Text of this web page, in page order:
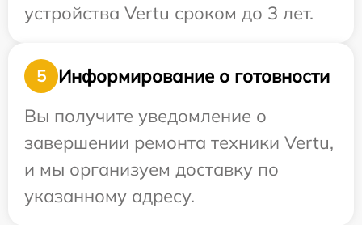
устройства Vertu сроком до 3 лет.
5
Информирование о готовности
Вы получите уведомление о
завершении ремонта техники Vertu,
и мы организуем доставку по
указанному адресу.